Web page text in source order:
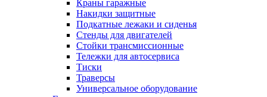
Краны гаражные
Накидки защитные
Подкатные лежаки и сиденья
Стенды для двигателей
Стойки трансмиссионные
Тележки для автосервиса
Тиски
Траверсы
Универсальное оборудование